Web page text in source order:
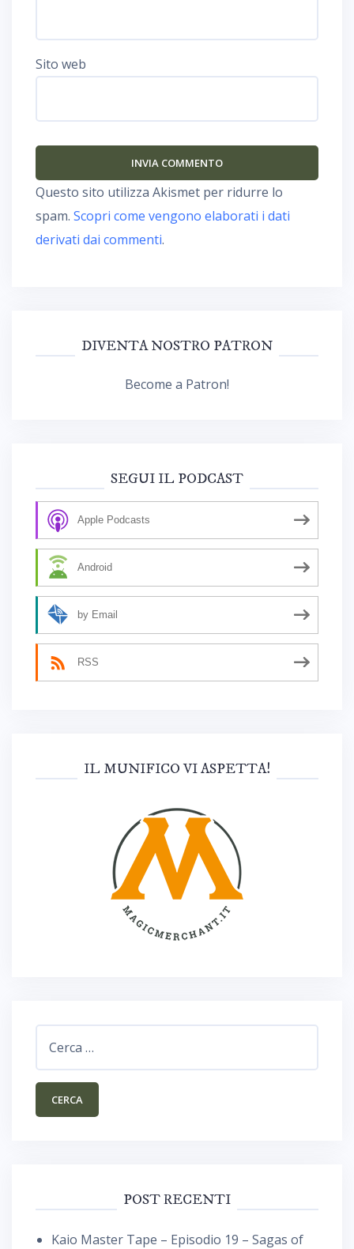
Sito web
Questo sito utilizza Akismet per ridurre lo
spam. Scopri come vengono elaborati i dati
derivati dai commenti.
DIVENTA NOSTRO PATRON
Become a Patron!
SEGUI IL PODCAST
Apple Podcasts
Android
by Email
RSS
IL MUNIFICO VI ASPETTA!
POST RECENTI
Kaio Master Tape – Episodio 19 – Sagas of